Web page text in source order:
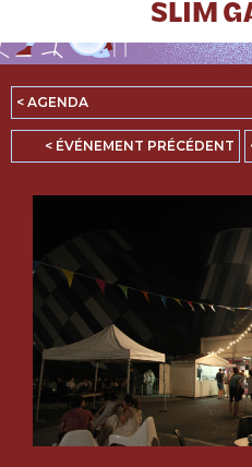
SLIM
< AGENDA
< ÉVÉNEMENT PRÉCÉDENT